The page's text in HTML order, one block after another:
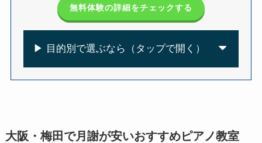
無料体験の詳細をチェックする
▶ 目的別で選ぶなら（タップで開く）
大阪・梅田 で月謝が安いおすすめピアノ教室